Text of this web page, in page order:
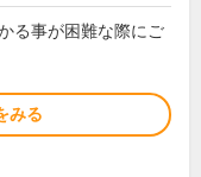
る事が困難な際にご
みる